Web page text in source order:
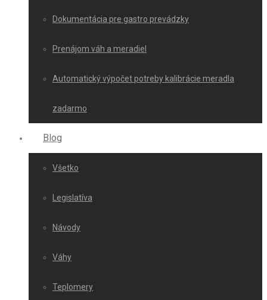
Dokumentácia pre gastro prevádzky
Prenájom váh a meradiel
Automatický výpočet potreby kalibrácie meradla
zadarmo
Blog
Všetko
Legislatíva
Návody
Váhy
Teplomery